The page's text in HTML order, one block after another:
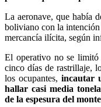
La aeronave, que había
boliviano con la intención
mercancía ilícita, según
El operativo no se limitó
cinco días de rastrillaje,
los ocupantes, incautar
hallar casi media
de la espesura del